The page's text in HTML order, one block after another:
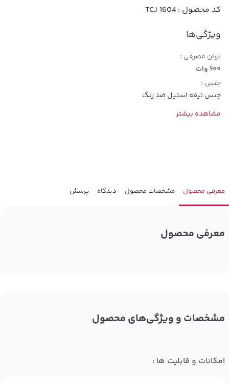
کد محصول : TCJ 1604
ویژگی‌ها
توان مصرفی :
600 وات
جنس :
جنس تیغه استیل ضد زنگ
مشاهده بیشتر
معرفی محصول مشخصات محصول دیدگاه پرسش
معرفی محصول
مشخصات و ویژگی‌های محصول
امکانات و قابلیت ها :